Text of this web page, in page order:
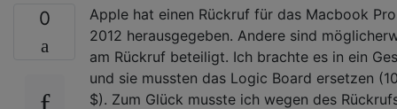
0
Apple hat einen Rückruf für das Macbook
2012 herausgegeben. Andere sind
am Rückruf beteiligt. Ich brachte es in ein
und sie mussten das Logic Board ersetzen
$). Zum Glück musste ich wegen des